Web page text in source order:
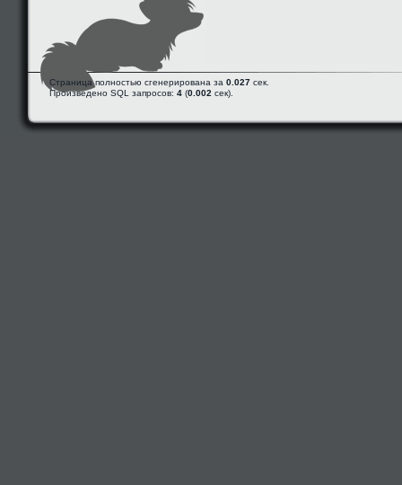
Страница полностью сгенерирована за 0.027 сек.
Произведено SQL запросов: 4 (0.002 сек).